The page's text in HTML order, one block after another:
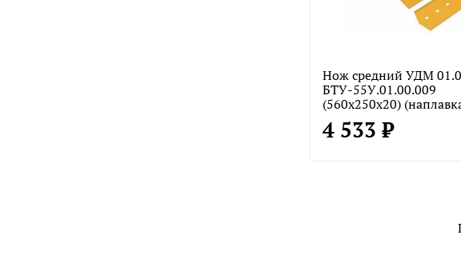
Нож средний УДМ
БТУ-55У.01.00.009
(560х250х20)
4 533 ₽